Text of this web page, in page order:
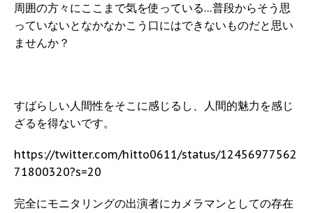
周囲の方々にここまで気を使っている…普段からそう思
っていないとなかなかこう口にはできないものだと思い
ませんか？
すばらしい人間性をそこに感じるし、人間的魅力を感じ
ざるを得ないです。
https://twitter.com/hitto0611/status/12456977562
71800320?s=20
完全にモニタリングの出演者にカメラマンとしての存在